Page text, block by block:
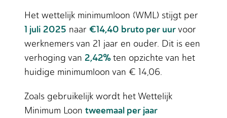
Het wettelijk minimumloon (WML) stijgt per
1 juli 2025 naar €14,40 bruto per uurvoor
werknemers van 21 jaar en ouder. Dit is een
verhoging van 2,42%ten opzichte van het
huidige minimumloon van € 14,06.
Zoals gebruikelijk wordt het Wettelijk
Minimum Loon tweemaal per jaar